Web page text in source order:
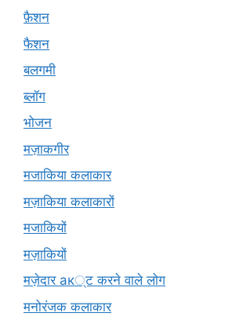
फ़ैशन
फैशन
बलगमी
ब्लॉग
भोजन
मज़ाकगीर
मजाकिया कलाकार
मज़ाकिया कलाकारों
मजाकियों
मज़ाकियों
मज़ेदार ак्ट करने वाले लोग
मनोरंजक कलाकार